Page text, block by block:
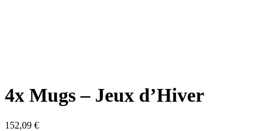
4x Mugs – Jeux d’Hiver
152,09 €